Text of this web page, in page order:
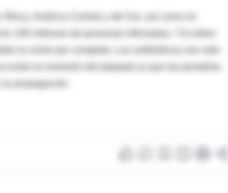
100 millones de personas infectadas; 7,6 sufren
la visión por completo. Los antibióticos son sólo
evitar la inversión del párpado (y que las pestañas
propagación.